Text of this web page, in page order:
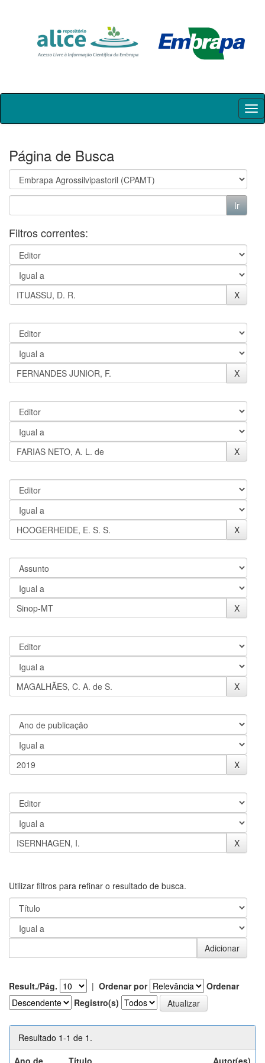
Skip
Página de Busca
Filtros correntes:
Utilizar filtros para refinar o resultado de busca.
Result./Pág. | Ordenar por
Ordenar
Registro(s)
Resultado 1-1 de 1.
Ano de
Título Autor(es)